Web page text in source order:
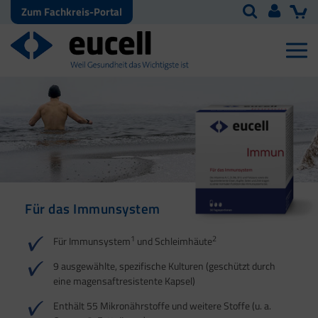
Zum Fachkreis-Portal
Für das Immunsystem
Für Immunsystem1 und Schleimhäute2
9 ausgewählte, spezifische Kulturen (geschützt durch
eine magensaftresistente Kapsel)
Enthält 55 Mikronährstoffe und weitere Stoffe (u. a.
Für Haut, Haare und
4
Für Ihre natürliche